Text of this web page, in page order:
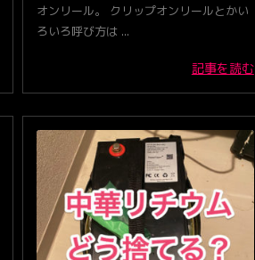
オンリール。 クリップオンリールとかい
ろいろ呼び方は ...
記事を読む